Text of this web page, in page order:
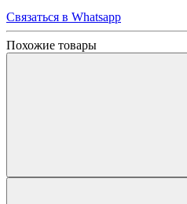
Связаться в Whatsapp
Похожие товары